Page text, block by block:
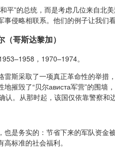
平”的总统，而是考虑几位来自北
侵略相联系。他们的例子让我们看
（哥斯达黎加）
，1970–1974。
雷斯采取了一项真正革命性的举
地摧毁了“贝尔ависта军营”的围
认。从那时起，该国仅依靠警察和
也是务实的：节省下来的军队资
标准的社会福利。